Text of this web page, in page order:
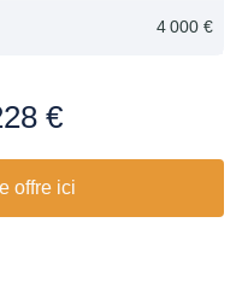
4 000 €
€
offre ici